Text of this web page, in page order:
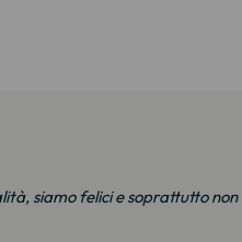
siamo felici e soprattutto non